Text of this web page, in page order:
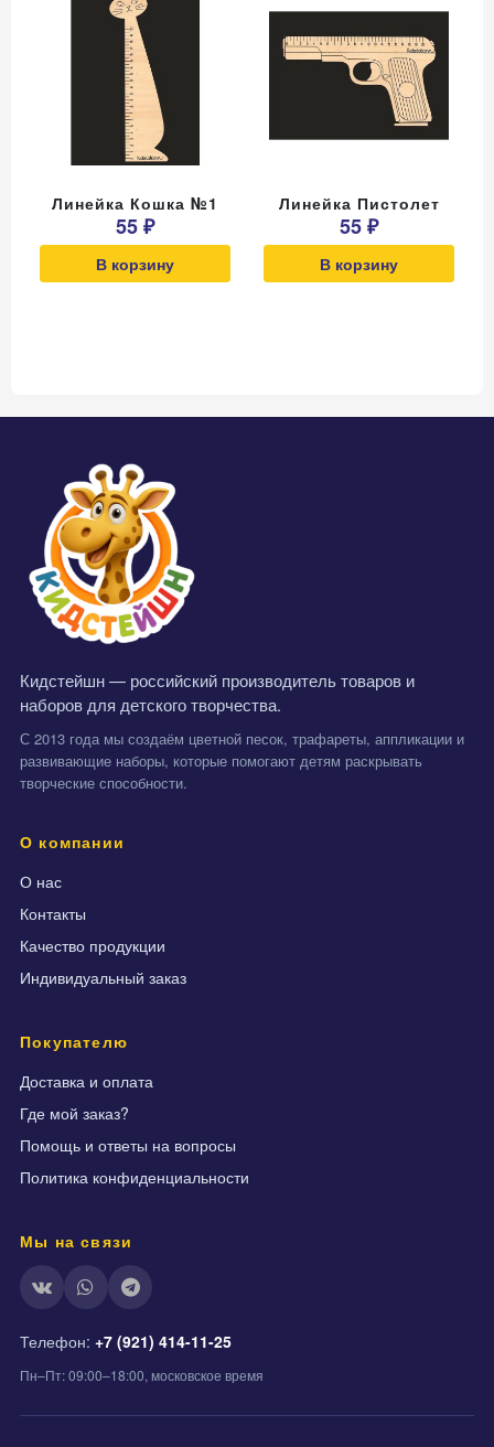
Линейка Кошка №1
55 ₽
В корзину
Линейка Пистолет
55 ₽
В корзину
Кидстейшн — российский производитель товаров и
наборов для детского творчества.
С 2013 года мы создаём цветной песок, трафареты, аппликации и
развивающие наборы, которые помогают детям раскрывать
творческие способности.
О компании
О нас
Контакты
Качество продукции
Индивидуальный заказ
Покупателю
Доставка и оплата
Где мой заказ?
Помощь и ответы на вопросы
Политика конфиденциальности
Мы на связи
Телефон: +7 (921) 414-11-25
Пн–Пт: 09:00–18:00, московское время